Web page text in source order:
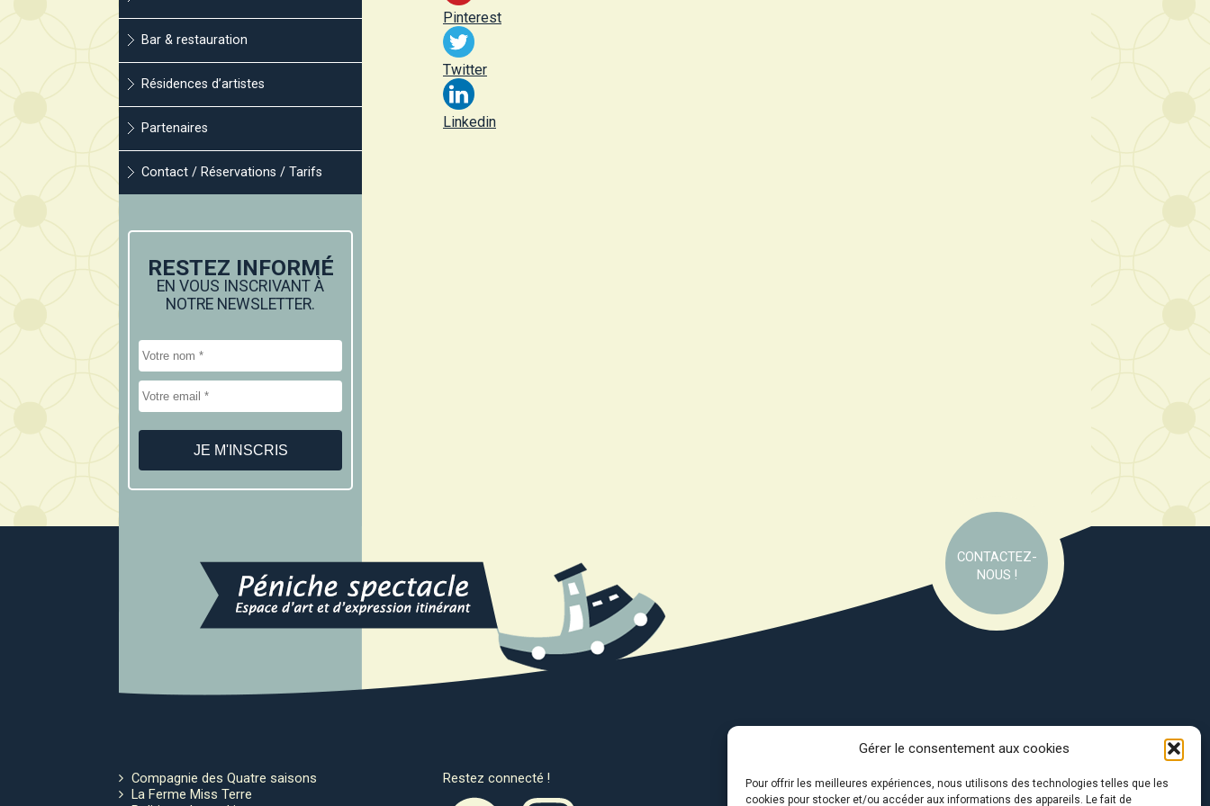
Gérer le consentement aux cookies
Pour offrir les meilleures expériences, nous utilisons des technologies telles que les
cookies pour stocker et/ou accéder aux informations des appareils. Le fait de
Bar & restauration
Résidences d’artistes
Partenaires
Contact / Réservations / Tarifs
RESTEZ INFORMÉ
EN VOUS INSCRIVANT À
NOTRE NEWSLETTER.
Pinterest
Twitter
Linkedin
CONTACTEZ-
NOUS !
Compagnie des Quatre saisons
La Ferme Miss Terre
Restez connecté ! Avec le soutien de :